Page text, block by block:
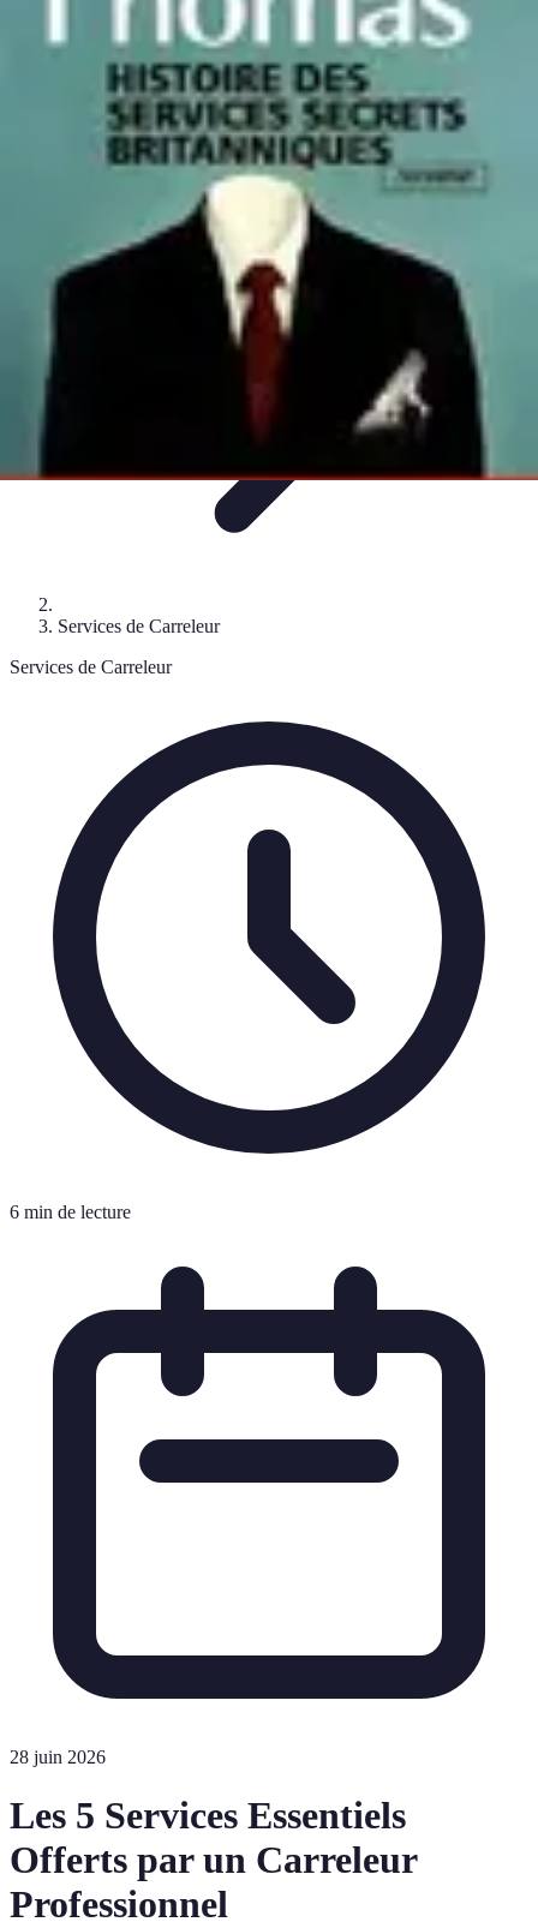
Services
Engager un CarreleurCarrelage Salle de Bain Choix de
Sélection du Carreleur
Services Carreleur
Services de Carreleur
Services de Carreleur
6 min de lecture
28 juin 2026
Les 5 Services Essentiels
Offerts par un Carreleur
Professionnel